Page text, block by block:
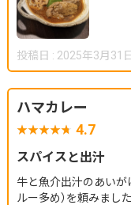
投稿日 : 2025年3月31日
ハマカレー
4.7
スパイスと出汁
牛と魚介出汁のあいが
ルー多め）を頼みまし